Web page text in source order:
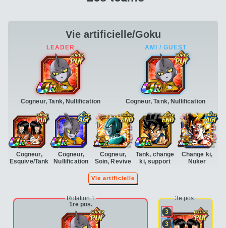
Vie artificielle/Goku
Cogneur, Tank, Nullification
Cogneur,
Esquive/Tank
Cogneur,
Nullification
Cogneur,
Soin, Revive
Tank, change
ki, support
Change ki,
Nuker
Cogneur, Tank, Nullification
Vie artificielle
Rotation 1
1re pos.
3e pos.
3
3